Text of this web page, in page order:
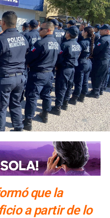
estado con estancias de
vendidos o apartados por
al cierre de la temporada,
de seguridad para
que la
a partir de lo